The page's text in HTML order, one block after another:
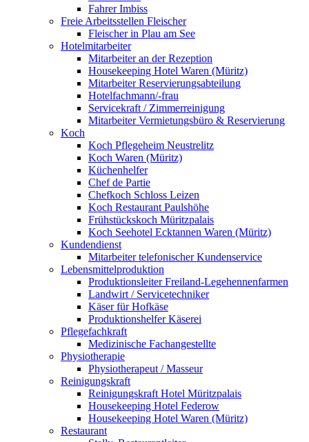
Fahrer Imbiss
Freie Arbeitsstellen Fleischer
Fleischer in Plau am See
Hotelmitarbeiter
Mitarbeiter an der Rezeption
Housekeeping Hotel Waren (Müritz)
Mitarbeiter Reservierungsabteilung
Hotelfachmann/-frau
Servicekraft / Zimmerreinigung
Mitarbeiter Vermietungsbüro & Reservierung
Koch
Koch Pflegeheim Neustrelitz
Koch Waren (Müritz)
Küchenhelfer
Chef de Partie
Chefkoch Schloss Leizen
Koch Restaurant Paulshöhe
Frühstückskoch Müritzpalais
Koch Seehotel Ecktannen Waren (Müritz)
Kundendienst
Mitarbeiter telefonischer Kundenservice
Lebensmittelproduktion
Produktionsleiter Freiland-Legehennenfarmen
Landwirt / Servicetechniker
Käser für Hofkäse
Produktionshelfer Käserei
Pflegefachkraft
Medizinische Fachangestellte
Physiotherapie
Physiotherapeut / Masseur
Reinigungskraft
Reinigungskraft Hotel Müritzpalais
Housekeeping Hotel Federow
Housekeeping Hotel Waren (Müritz)
Restaurant